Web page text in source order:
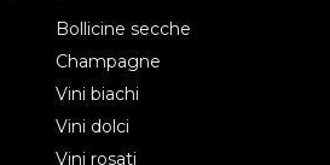
Bollicine secche
Champagne
Vini biachi
Vini dolci
Vini rosati